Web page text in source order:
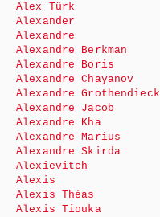
Alex Türk
Alexander
Alexandre
Alexandre Berkman
Alexandre Boris
Alexandre Chayanov
Alexandre Grothendieck
Alexandre Jacob
Alexandre Kha
Alexandre Marius
Alexandre Skirda
Alexievitch
Alexis
Alexis Théas
Alexis Tiouka